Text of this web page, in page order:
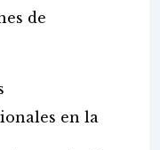
de
en la